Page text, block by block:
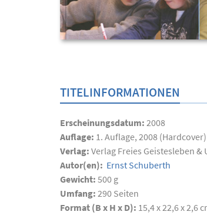
TITELINFORMATIONEN
Erscheinungsdatum: 2008
Auflage: 1. Auflage, 2008 (Hardcover)
Verlag: Verlag Freies Geistesleben &
Autor(en): Ernst Schuberth
Gewicht: 500 g
Umfang: 290 Seiten
Format (B x H x D): 15,4 x 22,6 x 2,6